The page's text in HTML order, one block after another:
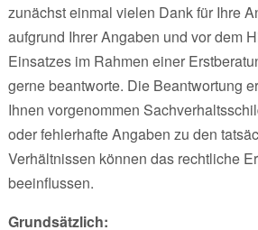
zunächst einmal vielen Dank für Ihre
aufgrund Ihrer Angaben und vor dem
Einsatzes im Rahmen einer
gerne beantworte. Die Beantwortung
Ihnen vorgenommen
oder fehlerhafte Angaben zu den
Verhältnissen können das rechtliche
beeinflussen.
Grundsätzlich: